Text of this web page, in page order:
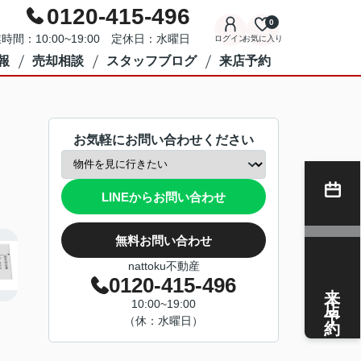
0120-415-496
間：10:00~19:00 定休日：水曜日 ログインお気に入り
0
売却相談 スタッフブログ 来店予約
お気軽にお問い合わせください
LINEからお問い合わせ
無料お問い合わせ
nattoku不動産
0120-415-496
10:00~19:00
（休：水曜日）
来店予約